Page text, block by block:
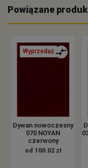
Powiązane
Wyprzedaż
Dywan nowoczesny
070 NOYAN
czerwony
od 100.02 zł